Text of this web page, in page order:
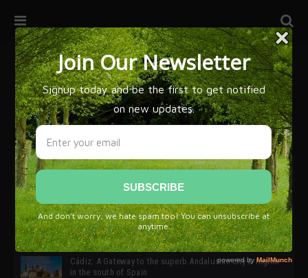
32ª edición de Ciutat Flamenco 2026 * 16 – 25 Octubre,
SIMOF 30 Edition 2025 * ‘We are all SIMOF’
Cádiz: A Gateway to the superb Andalusian city & region
in the south of Spain